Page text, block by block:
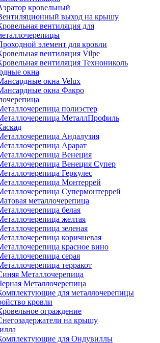
кровельный
выход на крышу
вентиляция для
элемент для кровли
вентиляция Vilpe
вентиляция Технониколь
окна
окна Velux
окна Факро
полиэстер
МеталлПрофиль
Андалузия
Арарат
Венеция
Венеция Супер
Геркулес
Монтеррей
Супермонтеррей
металлочерепица
белая
желтая
зеленая
коричневая
красное вино
серая
терракот
Металлочерепица
Металлочерепица
для металлочерепицы
кровли
ограждение
на крышу
для Ондувиллы